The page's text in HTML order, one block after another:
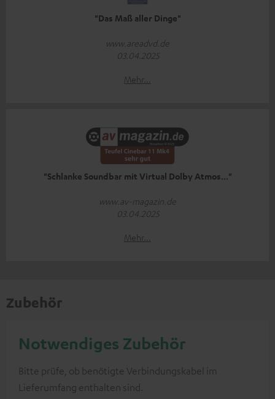
"Das Maß aller Dinge"
www.areadvd.de
03.04.2025
Mehr...
"Schlanke Soundbar mit Virtual Dolby Atmos..."
www.av-magazin.de
03.04.2025
Mehr...
Zubehör
Notwendiges Zubehör
Bitte prüfe, ob benötigte Verbindungskabel im
Lieferumfang enthalten sind.